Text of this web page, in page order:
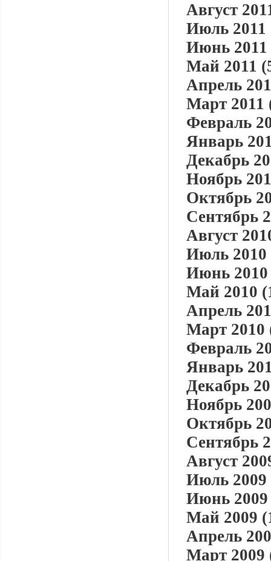
Август
Июль 2011
Июнь 2011
Май 2011
Апрель
Март 2011
Февраль
Январь
Декабрь
Ноябрь
Октябрь
Сентябрь
Август
Июль 2010
Июнь 2010
Май 2010
Апрель
Март 2010
Февраль
Январь
Декабрь
Ноябрь
Октябрь
Сентябрь
Август
Июль 2009
Июнь 2009
Май 2009
Апрель
Март 2009